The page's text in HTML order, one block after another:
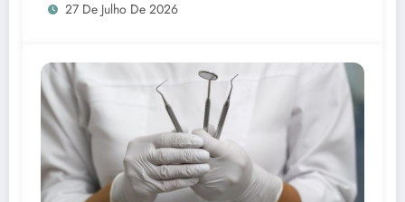
em Ladário
27 De Julho De 2026